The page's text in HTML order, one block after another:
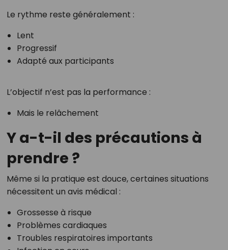
Le rythme reste généralement :
Lent
Progressif
Adapté aux participants
L’objectif n’est pas la performance :
Mais le relâchement
Y a-t-il des précautions à
prendre ?
Même si la pratique est douce, certaines situations
nécessitent un avis médical :
Grossesse à risque
Problèmes cardiaques
Troubles respiratoires importants